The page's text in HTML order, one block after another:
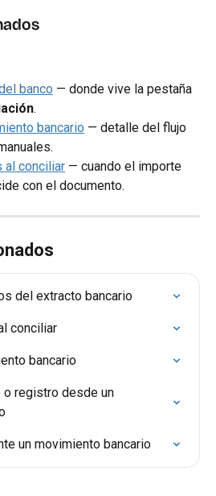
banco — donde vive la pestaña
.
bancario — detalle del flujo
al conciliar — cuando el importe
con el documento.
del extracto bancario
conciliar
bancario
o registro desde un
un movimiento bancario